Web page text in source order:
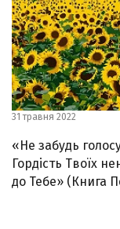
31 травня 2022
«Не забудь
Гордість Твоїх
до Тебе» (Книга